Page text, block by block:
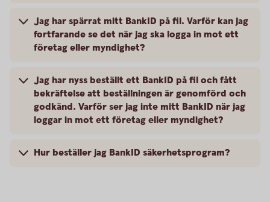
Jag har spärrat mitt BankID på fil. Varför kan jag
fortfarande se det när jag ska logga in mot ett
företag eller myndighet?
Jag har nyss beställt ett BankID på fil och fått
bekräftelse att beställningen är genomförd och
godkänd. Varför ser jag inte mitt BankID när jag
loggar in mot ett företag eller myndighet?
Hur beställer jag BankID säkerhetsprogram?